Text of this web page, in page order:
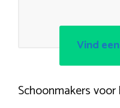
Vind
Schoonmakers